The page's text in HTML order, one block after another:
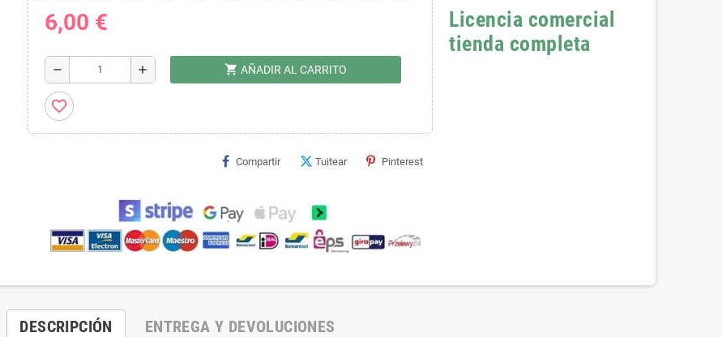
6,00 €
remove add shopping_cart AÑADIR AL CARRITO
favorite_border
Compartir Tuitear Pinterest
Licencia comercial
tienda completa
DESCRIPCIÓN ENTREGA Y DEVOLUCIONES